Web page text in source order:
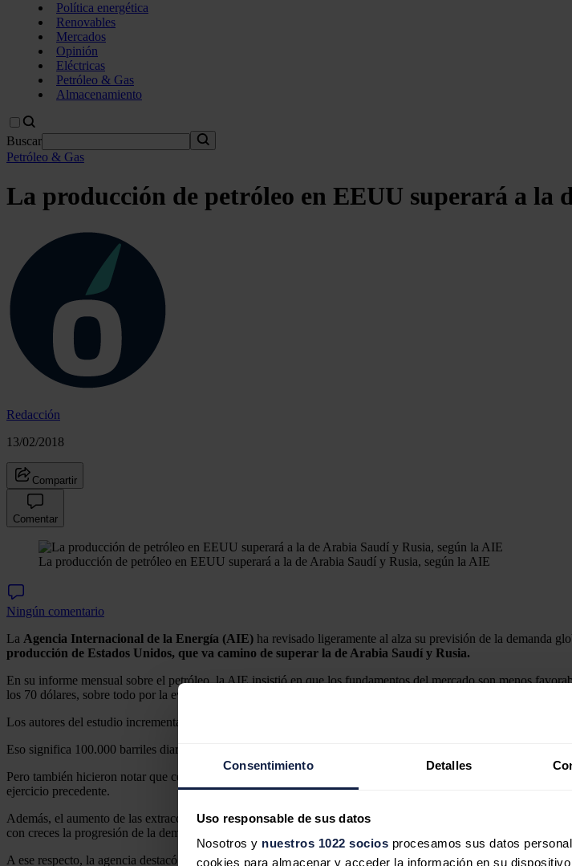
Consentimiento Detalles
Uso responsable de sus datos
Nosotros y nuestros 1022 socios procesamos sus datos
cookies para almacenar y acceder la información en su
Política energética
Renovables
Mercados
Opinión
Eléctricas
Petróleo & Gas
Almacenamiento
Buscar
Petróleo & Gas
La producción de petróleo en EEUU superará a la
Redacción
13/02/2018
Compartir
Comentar
La producción de petróleo en EEUU superará a la de Arabia Saudí y Rusia, según la AIE
Ningún comentario
La Agencia Internacional de la Energía (AIE) ha revisado ligeramente al alza su previsión de la demanda
producción de Estados Unidos, que va camino de superar la de Arabia Saudí y Rusia.
En su informe mensual sobre el petróleo, la AIE insistió en que los fundamentos del mercado son menos
los 70 dólares, sobre todo por la evolución de Estados Unidos, y en particular de los yacimientos de esquistos.
Los autores del estudio incrementaron sus expectativas sobre la demanda de petróleo hasta una media de 99,2
Eso significa 100.000 barriles diarios más de lo que habían anticipado el mes pasado, en línea con las
Pero también hicieron notar que con esas cifras la subida del consumo mundial será de 1,4 millones de
ejercicio precedente.
Además, el aumento de las extracciones de productores que no pertenecen a la
con creces la progresión de la demanda.
A ese respecto, la agencia destacó que hasta noviembre y en sólo tres meses Estados Unidos elevó en